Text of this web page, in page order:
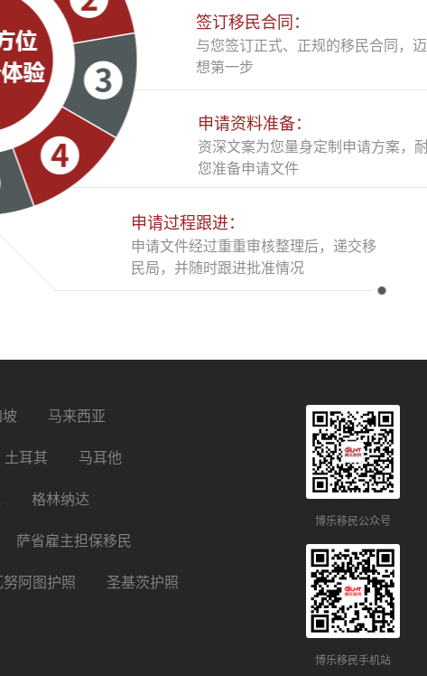
签订移民合同：
与您签订正式、正规的移民合同，
想第一步
申请资料准备：
资深文案为您量身定制申请方案，
您准备申请文件
申请过程跟进：
申请文件经过重重审核整理后，递交移
民局，并随时跟进批准情况
马来西亚
土耳其 马耳他
格林纳达
萨省雇主担保移民
努阿图护照 圣基茨护照
博乐移民公众号
博乐移民手机站